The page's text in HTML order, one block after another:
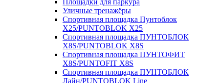
Площадки для паркура
Уличные тренажёры
Спортивная площадка Пунтоблок
Х25/PUNTOBLOK X25
Спортивная площадка ПУНТОБЛОК
X8S/PUNTOBLOK X8S
Спортивная площадка ПУНТОФИТ
X8S/PUNTOFIT X8S
Спортивная площадка ПУНТОБЛОК
Лайн/PUNTOBLOK Line